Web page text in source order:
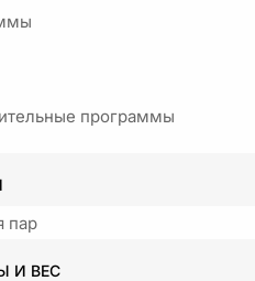
программы
пар
И ВЕС